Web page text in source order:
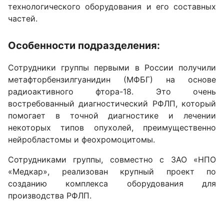
технологического оборудования и его составных
частей.
Особенности подразделения:
Сотрудники группы первыми в России получили
метафторбензилгуанидин (МФБГ) на основе
радиоактивного фтора-18. Это очень
востребованный диагностический РФЛП, который
помогает в точной диагностике и лечении
некоторых типов опухолей, преимущественно
нейробластомы и феохромоцитомы.
Сотрудниками группы, совместно с ЗАО «НПО
«Медкар», реализован крупный проект по
созданию комплекса оборудования для
производства РФЛП.